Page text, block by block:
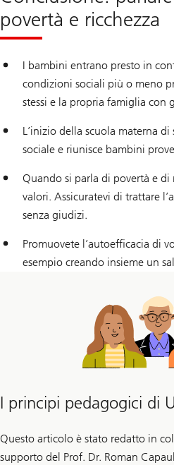
povertà e ricchezza
I bambini entrano presto in
condizioni sociali più o meno
stessi e la propria famiglia con
L’inizio della scuola materna
sociale e riunisce bambini
Quando si parla di povertà e di
valori. Assicuratevi di trattare
senza giudizi.
Promuovete l’autoefficacia di
esempio creando insieme un
I principi pedagogici di
Questo articolo è stato redatto in
supporto del Prof. Dr. Roman